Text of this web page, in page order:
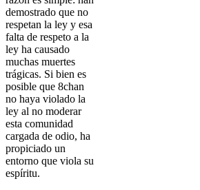
demostrado que no
respetan la ley y esa
falta de respeto a la
ley ha causado
muchas muertes
trágicas. Si bien es
posible que 8chan
no haya violado la
ley al no moderar
esta comunidad
cargada de odio, ha
propiciado un
entorno que viola su
espíritu.